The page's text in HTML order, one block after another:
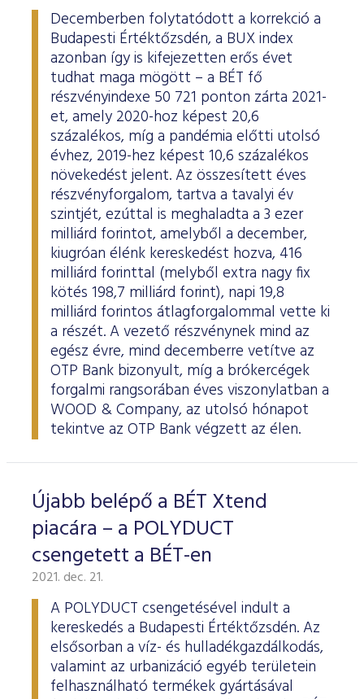
Decemberben folytatódott a korrekció a
Budapesti Értéktőzsdén, a BUX index
azonban így is kifejezetten erős évet
tudhat maga mögött – a BÉT fő
részvényindexe 50 721 ponton zárta 2021-
et, amely 2020-hoz képest 20,6
százalékos, míg a pandémia előtti utolsó
évhez, 2019-hez képest 10,6 százalékos
növekedést jelent. Az összesített éves
részvényforgalom, tartva a tavalyi év
szintjét, ezúttal is meghaladta a 3 ezer
milliárd forintot, amelyből a december,
kiugróan élénk kereskedést hozva, 416
milliárd forinttal (melyből extra nagy fix
kötés 198,7 milliárd forint), napi 19,8
milliárd forintos átlagforgalommal vette ki
a részét. A vezető részvénynek mind az
egész évre, mind decemberre vetítve az
OTP Bank bizonyult, míg a brókercégek
forgalmi rangsorában éves viszonylatban a
WOOD & Company, az utolsó hónapot
tekintve az OTP Bank végzett az élen.
Újabb belépő a BÉT Xtend
piacára – a POLYDUCT
csengetett a BÉT-en
2021. dec. 21.
A POLYDUCT csengetésével indult a
kereskedés a Budapesti Értéktőzsdén. Az
elsősorban a víz- és hulladékgazdálkodás,
valamint az urbanizáció egyéb területein
felhasználható termékek gyártásával